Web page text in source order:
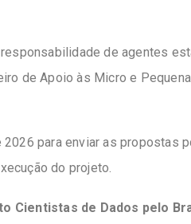
de agentes
de Apoio às Micro e
para enviar as propostas
do projeto.
Cientistas de Dados pelo